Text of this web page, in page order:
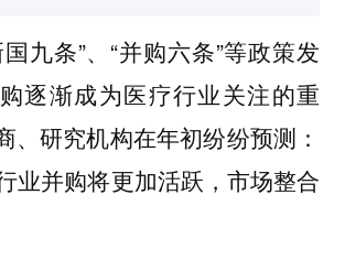
九条”、“并购六条”等政策发
逐渐成为医疗行业关注的重
、研究机构在年初纷纷预测：
业并购将更加活跃，市场整合